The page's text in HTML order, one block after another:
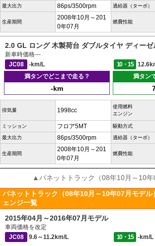
最大出力 86ps/3500rpm 過給器（ターボ）
生産期間
2008年10月～201
0年07月
燃費性能
2.0 GL ロング 木製荷台 ダブルタイヤ ディーゼ
新車時価格---
JC08
-km/L 10・15
満タンでどこまで走る？
-km
満タン
排気量 1998cc
使用燃料
エンジン
ミッション フロア5MT 駆動方式
最大出力 86ps/3500rpm 過給器（ターボ）
生産期間
2008年10月～201
0年07月
燃費性能
▲バネットトラック（08年10月～10
バネットトラック（08年10月～10年07月モデル
ェンジ一覧
2015年04月～2016年07月モデル
車両価格を改定
JC08
9.6～11.2km/L 10・15 -km/L